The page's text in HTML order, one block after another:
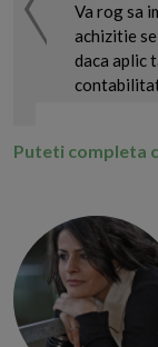
Va rog sa
achizitie
daca aplic
Puteti completa